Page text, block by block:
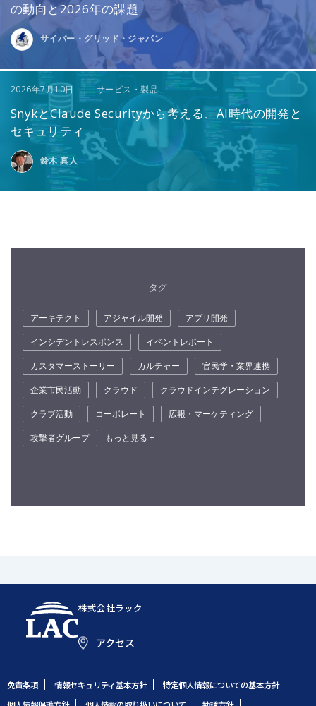
の動向と2026年の課題
サイバー・グリッド・ジャパン
2026年7月10日 | サービス・製品
SnykとClaude Securityから考える、AI時代の開発と
セキュリティ
鈴木 真人
タグ
アーキテクト アジャイル開発
アプリ開発
インシデントレスポンス
イベントレポート
カスタマーストーリー
カルチャー
官民学・業界連携
企業市民活動
クラウド
クラウドインテグレーション
クラブ活動
コーポレート
広報・マーケティング
攻撃者グループ
もっと見る +
株式会社ラック
アクセス
免責条項 情報セキュリティ基本方針
特定個人情報についての基本方針